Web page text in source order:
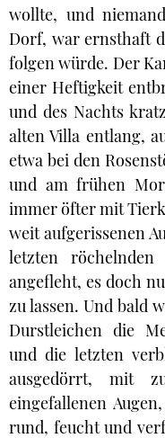
wollte, und
Dorf, war ernsthaft
folgen würde. Der
einer Heftigkeit
und des Nachts
alten Villa entlang,
etwa bei den
und am frühen
immer öfter mit
weit aufgerissenen
letzten
angefleht, es doch
zu lassen. Und bald
Durstleichen die
und die letzten
ausgedörrt, mit
eingefallenen
rund, feucht und